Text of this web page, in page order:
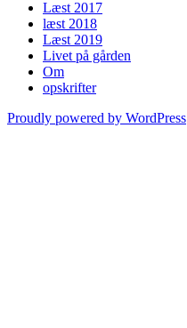
Læst 2017
læst 2018
Læst 2019
Livet på gården
Om
opskrifter
Proudly powered by WordPress